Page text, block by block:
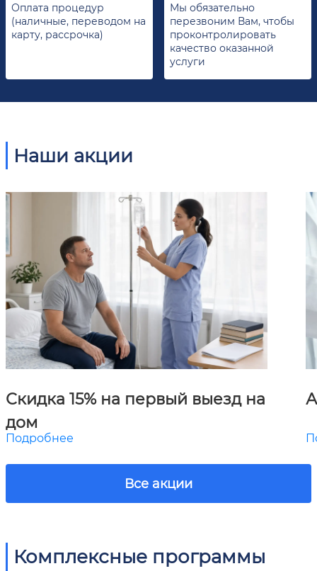
Оплата процедур
(наличные, переводом на
карту, рассрочка)
Мы обязательно
перезвоним Вам, чтобы
проконтролировать
качество оказанной
услуги
Наши акции
Скидка 15% на первый выезд на
дом
Подробнее
Все акции
Комплексные программы